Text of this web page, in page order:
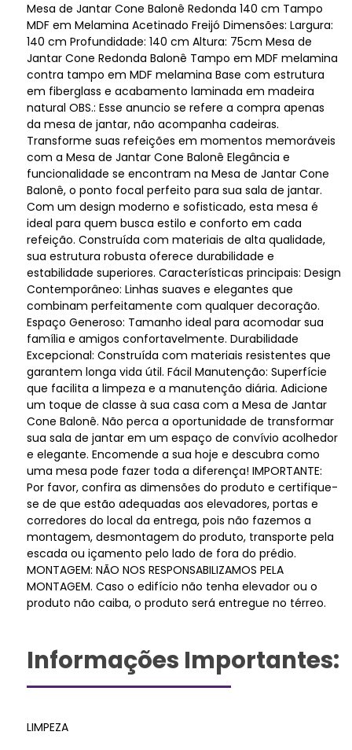
Mesa de Jantar Cone Balonê Redonda 140 cm Tampo
MDF em Melamina Acetinado Freijó Dimensões: Largura:
140 cm Profundidade: 140 cm Altura: 75cm Mesa de
Jantar Cone Redonda Balonê Tampo em MDF melamina
contra tampo em MDF melamina Base com estrutura
em fiberglass e acabamento laminada em madeira
natural OBS.: Esse anuncio se refere a compra apenas
da mesa de jantar, não acompanha cadeiras.
Transforme suas refeições em momentos memoráveis
com a Mesa de Jantar Cone Balonê Elegância e
funcionalidade se encontram na Mesa de Jantar Cone
Balonê, o ponto focal perfeito para sua sala de jantar.
Com um design moderno e sofisticado, esta mesa é
ideal para quem busca estilo e conforto em cada
refeição. Construída com materiais de alta qualidade,
sua estrutura robusta oferece durabilidade e
estabilidade superiores. Características principais: Design
Contemporâneo: Linhas suaves e elegantes que
combinam perfeitamente com qualquer decoração.
Espaço Generoso: Tamanho ideal para acomodar sua
família e amigos confortavelmente. Durabilidade
Excepcional: Construída com materiais resistentes que
garantem longa vida útil. Fácil Manutenção: Superfície
que facilita a limpeza e a manutenção diária. Adicione
um toque de classe à sua casa com a Mesa de Jantar
Cone Balonê. Não perca a oportunidade de transformar
sua sala de jantar em um espaço de convívio acolhedor
e elegante. Encomende a sua hoje e descubra como
uma mesa pode fazer toda a diferença! IMPORTANTE:
Por favor, confira as dimensões do produto e certifique-
se de que estão adequadas aos elevadores, portas e
corredores do local da entrega, pois não fazemos a
montagem, desmontagem do produto, transporte pela
escada ou içamento pelo lado de fora do prédio.
MONTAGEM: NÃO NOS RESPONSABILIZAMOS PELA
MONTAGEM. Caso o edifício não tenha elevador ou o
produto não caiba, o produto será entregue no térreo.
Informações Importantes:
LIMPEZA